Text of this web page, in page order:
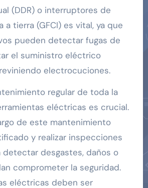
(DDR) o interruptores de
a tierra (GFCI) es vital, ya que
pueden detectar fugas de
el suministro eléctrico
electrocuciones.
regular de toda la
eléctricas es crucial.
de este mantenimiento
y realizar inspecciones
detectar desgastes, daños o
comprometer la seguridad.
eléctricas deben ser